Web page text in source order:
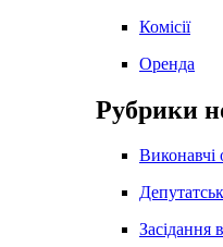
Комісії
Оренда
Рубрики
Виконавчі
Засідання